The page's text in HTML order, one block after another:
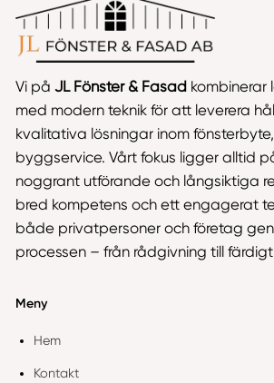
Vi på JL Fönster & Fasadkombinerar
med modern teknik för att leverera
kvalitativa lösningar inom
byggservice. Vårt fokus ligger alltid
noggrant utförande och långsiktiga
bred kompetens och ett engagerat
både privatpersoner och företag
processen – från rådgivning till
Meny
Hem
Kontakt